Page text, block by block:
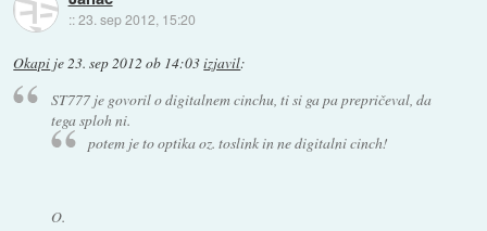
::23. sep 2012, 15:20
Okapi je23. sep 2012 ob 14:03izjavil:
ST777 je govoril o digitalnem cinchu, ti si ga pa prepričeval, da
tega sploh ni.
potem je to optika oz. toslink in ne digitalni cinch!
O.